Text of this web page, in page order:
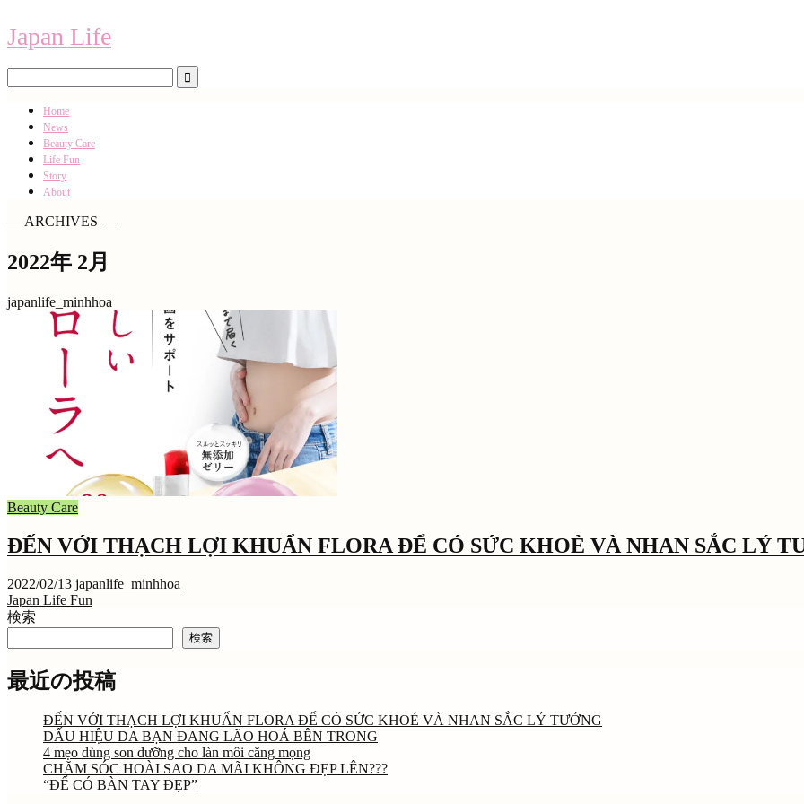
Japan Life
Home
News
Beauty Care
Life Fun
Story
About
― ARCHIVES ―
2022年 2月
japanlife_minhhoa
Beauty Care
ĐẾN VỚI THẠCH LỢI KHUẨN FLORA ĐỂ CÓ SỨC KHOẺ VÀ NHAN SẮC LÝ
2022/02/13 japanlife_minhhoa
Japan Life Fun
検索
検索
最近の投稿
ĐẾN VỚI THẠCH LỢI KHUẨN FLORA ĐỂ CÓ SỨC KHOẺ VÀ NHAN SẮC LÝ TƯỞNG
DẤU HIỆU DA BẠN ĐANG LÃO HOÁ BÊN TRONG
4 mẹo dùng son dưỡng cho làn môi căng mọng
CHĂM SÓC HOÀI SAO DA MÃI KHÔNG ĐẸP LÊN???
“ĐỂ CÓ BÀN TAY ĐẸP”